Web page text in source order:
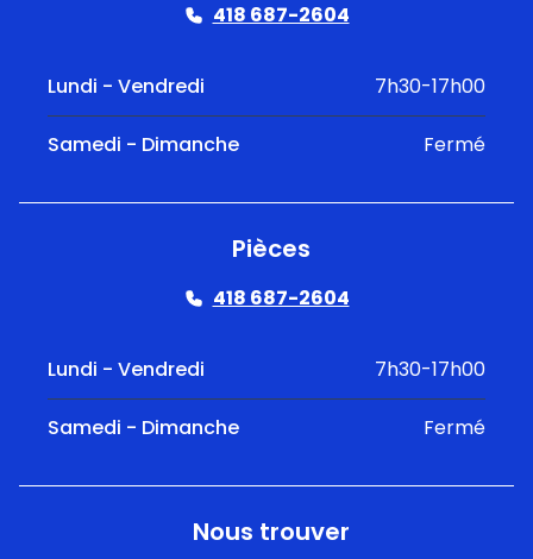
418 687-2604
Lundi - Vendredi 7h30-17h00
Samedi - Dimanche Fermé
Pièces
418 687-2604
Lundi - Vendredi 7h30-17h00
Samedi - Dimanche Fermé
Nous trouver